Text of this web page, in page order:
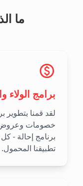
ما
برامج الولاء
لقد قمنا بتطوير
خصومات وعروض
برنامج إحالة -
تطبيقنا المحمول.